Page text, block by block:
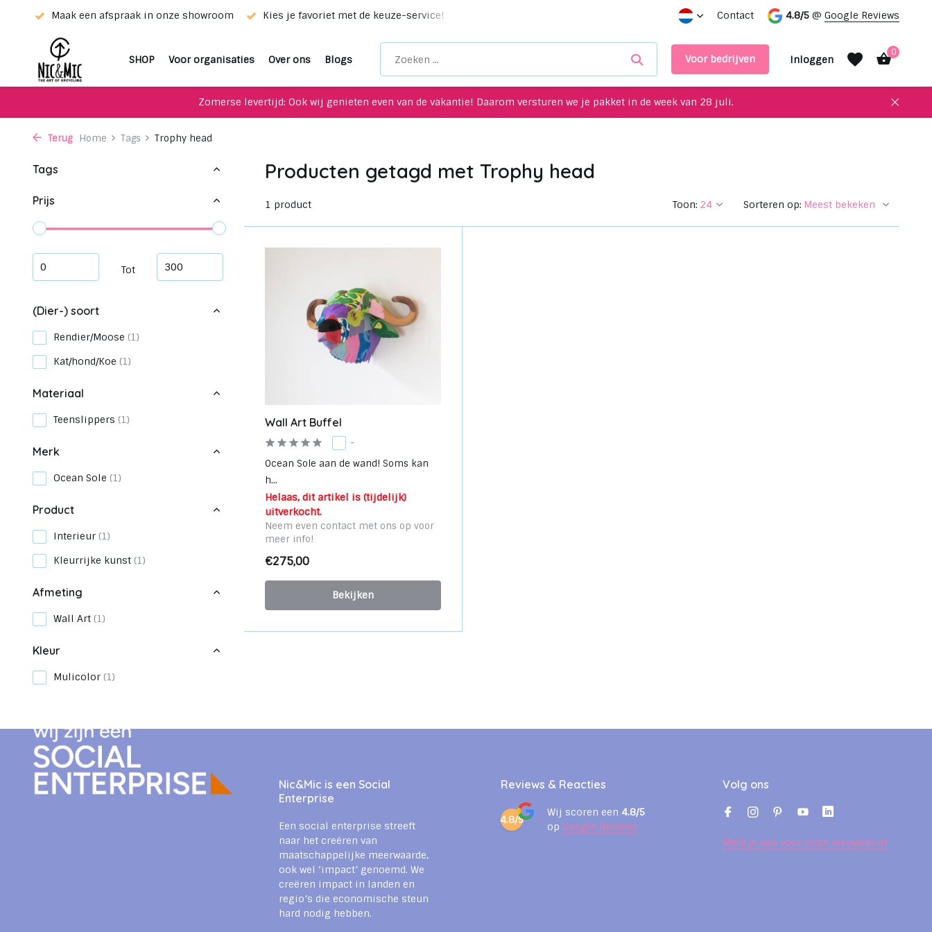
Maak een afspraak in onze showroom Kies je favoriet met de keuze-service! Maak een afspraak in onze showroom
Contact 4.8/5 @ Google Reviews
SHOP Voor organisaties Over ons Blogs Voor bedrijven Inloggen
0
Zomerse levertijd: Ook wij genieten even van de vakantie! Daarom versturen we je pakket in de week van 28 juli.
Terug Home Tags Trophy head
Tags
Prijs
Tot
(Dier-) soort
Rendier/Moose (1)
Kat/hond/Koe (1)
Materiaal
Teenslippers (1)
Merk
Ocean Sole (1)
Product
Interieur (1)
Kleurrijke kunst (1)
Afmeting
Wall Art (1)
Kleur
Mulicolor (1)
Producten getagd met Trophy head
1 product Toon: Sorteren op:
Wall Art Buffel
-
Ocean Sole aan de wand! Soms kan
h...
Helaas, dit artikel is (tijdelijk)
uitverkocht.
Neem even contact met ons op voor
meer info!
€275,00
Bekijken
Nic&Mic is een Social
Enterprise
Een social enterprise streeft
naar het creëren van
maatschappelijke meerwaarde,
ook wel ‘impact’ genoemd. We
creëren impact in landen en
regio’s die economische steun
hard nodig hebben.
Reviews & Reacties
4.8/5
Wij scoren een 4.8/5
op Google Reviews
Volg ons
Meld je aan voor onze nieuwsbrief